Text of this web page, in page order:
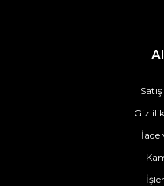
İade